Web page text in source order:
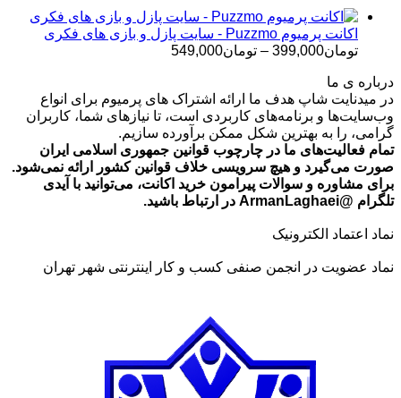
تومان699,000
اکانت پرمیوم Puzzmo - سایت پازل و بازی های فکری
تومان399,000
– تومان549,000
تا
تومان549,000
درباره ی ما
در میدنایت شاپ هدف ما ارائه اشتراک های پرمیوم برای انواع
وب‌سایت‌ها و برنامه‌های کاربردی است، تا نیازهای شما، کاربران
گرامی، را به بهترین شکل ممکن برآورده سازیم.
تمام فعالیت‌های ما در چارچوب قوانین جمهوری اسلامی ایران
صورت می‌گیرد و هیچ سرویسی خلاف قوانین کشور ارائه نمی‌شود.
برای مشاوره و سوالات پیرامون خرید اکانت، می‌توانید با آیدی
تلگرام @ArmanLaghaei در ارتباط باشید.
نماد اعتماد الکترونیک
نماد عضویت در انجمن صنفی کسب و کار اینترنتی شهر تهران